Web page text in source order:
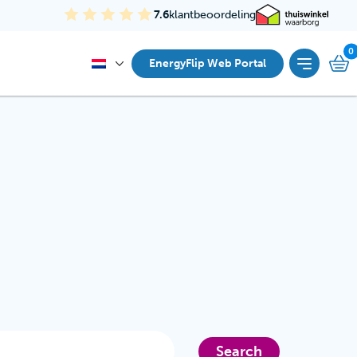
7.6klantbeoordeling
EnergyFlip Web Portal
Search